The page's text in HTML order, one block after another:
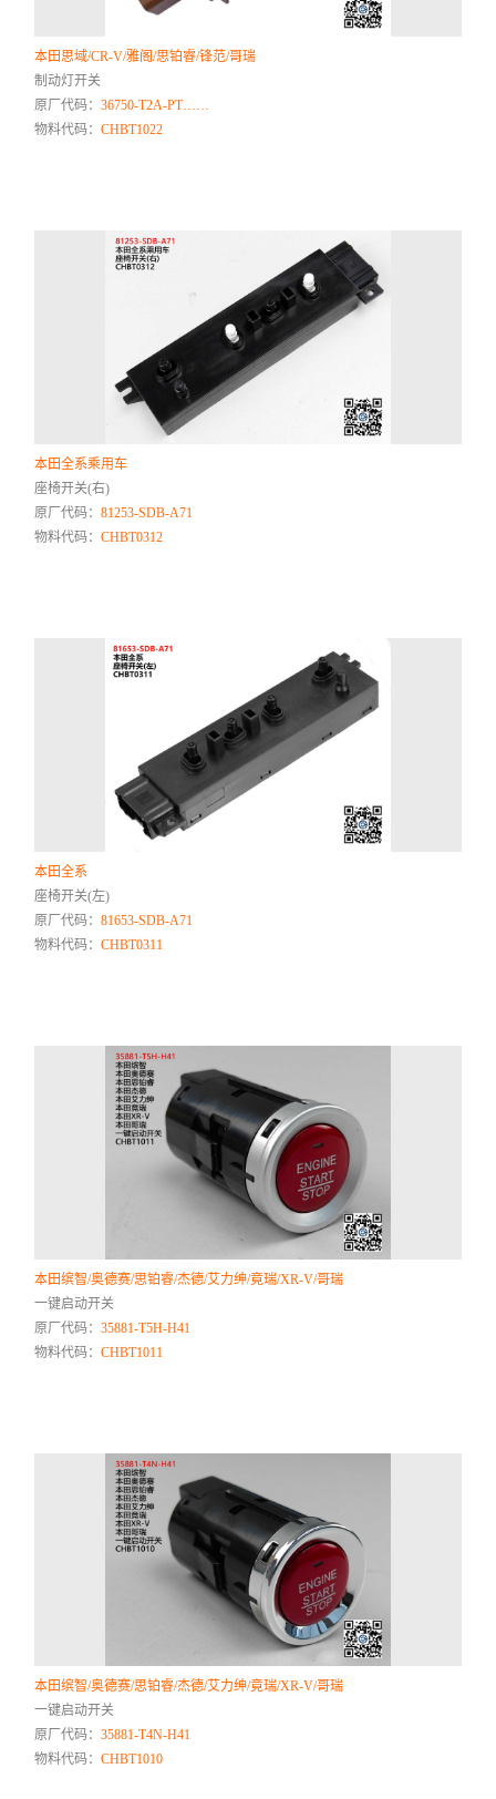
本田思域/CR-V/雅阁/思铂睿/锋范/哥瑞
制动灯开关
原厂代码：36750-T2A-PT……
物料代码：CHBT1022
本田全系乘用车
座椅开关(右)
原厂代码：81253-SDB-A71
物料代码：CHBT0312
本田全系
座椅开关(左)
原厂代码：81653-SDB-A71
物料代码：CHBT0311
本田缤智/奥德赛/思铂睿/杰德/艾力绅/竟瑞/XR-V/哥瑞
一键启动开关
原厂代码：35881-T5H-H41
物料代码：CHBT1011
本田缤智/奥德赛/思铂睿/杰德/艾力绅/竟瑞/XR-V/哥瑞
一键启动开关
原厂代码：35881-T4N-H41
物料代码：CHBT1010